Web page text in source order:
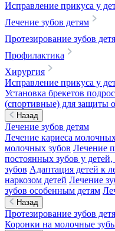
Исправление прикуса у
Лечение зубов детям
Протезирование зубов
Профилактика
Хирургия
Исправление прикуса у
Установка брекетов
(спортивные) для защиты
Назад
Лечение зубов детям
Лечение кариеса
молочных зубов Лечение
постоянных зубов у детей,
зубов Адаптация детей к
наркозом детей Лечение
зубов особенным детям
Назад
Протезирование зубов
Коронки на молочные